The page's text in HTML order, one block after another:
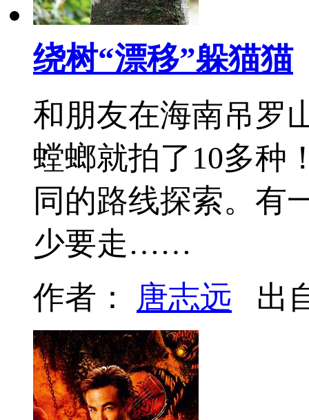
绕树“漂移”躲猫猫
和朋友在海南吊罗
螳螂就拍了10多种
同的路线探索。有
少要走……
作者： 唐志远 出